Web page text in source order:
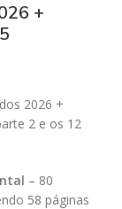
+
2026 +
2 e os 12
– 80
58 páginas